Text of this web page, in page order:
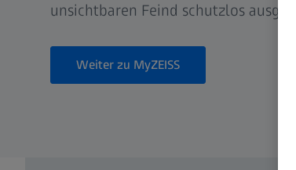
unsichtbaren Feind schutzlos
Weiter zu MyZEISS